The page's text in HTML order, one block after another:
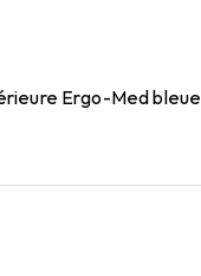
Ergo-Med bleue